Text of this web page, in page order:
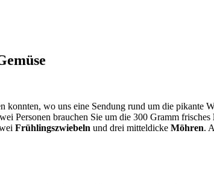
wo uns eine Sendung rund um die pikante
Personen brauchen Sie um die 300 Gramm frisches
Frühlingszwiebeln und drei mitteldicke Möhren.